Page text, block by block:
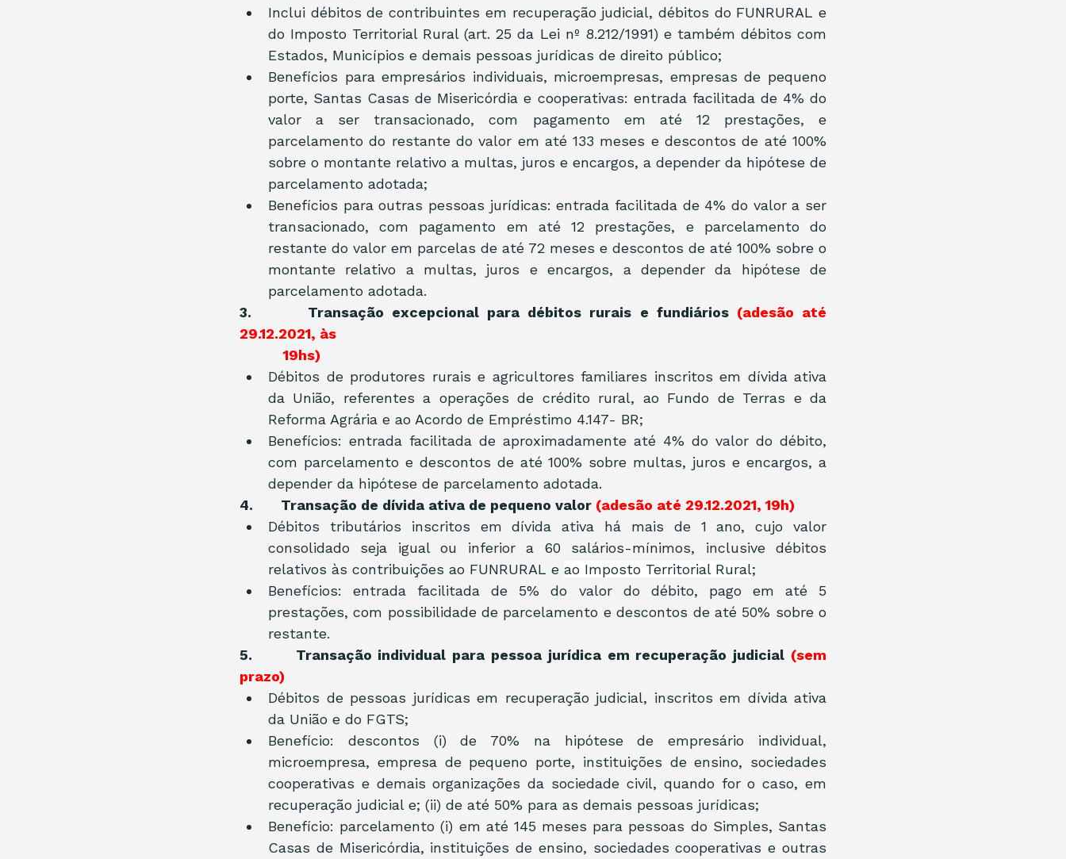
Inclui débitos de contribuintes em recuperação judicial, débitos do FUNRURAL e
do Imposto Territorial Rural (art. 25 da Lei nº 8.212/1991) e também débitos com
Estados, Municípios e demais pessoas jurídicas de direito público;
Benefícios para empresários individuais, microempresas, empresas de pequeno
porte, Santas Casas de Misericórdia e cooperativas: entrada facilitada de 4% do
valor a ser transacionado, com pagamento em até 12 prestações, e
parcelamento do restante do valor em até 133 meses e descontos de até 100%
sobre o montante relativo a multas, juros e encargos, a depender da hipótese de
parcelamento adotada;
Benefícios para outras pessoas jurídicas: entrada facilitada de 4% do valor a ser
transacionado, com pagamento em até 12 prestações, e parcelamento do
restante do valor em parcelas de até 72 meses e descontos de até 100% sobre o
montante relativo a multas, juros e encargos, a depender da hipótese de
parcelamento adotada.
3.       Transação excepcional para débitos rurais e fundiários (adesão até
29.12.2021, às
           19hs)
Débitos de produtores rurais e agricultores familiares inscritos em dívida ativa
da União, referentes a operações de crédito rural, ao Fundo de Terras e da
Reforma Agrária e ao Acordo de Empréstimo 4.147- BR;
Benefícios: entrada facilitada de aproximadamente até 4% do valor do débito,
com parcelamento e descontos de até 100% sobre multas, juros e encargos, a
depender da hipótese de parcelamento adotada.
4.       Transação de dívida ativa de pequeno valor (adesão até 29.12.2021, 19h)
Débitos tributários inscritos em dívida ativa há mais de 1 ano, cujo valor
consolidado seja igual ou inferior a 60 salários-mínimos, inclusive débitos
relativos às contribuições ao FUNRURAL e ao Imposto Territorial Rural;
Benefícios: entrada facilitada de 5% do valor do débito, pago em até 5
prestações, com possibilidade de parcelamento e descontos de até 50% sobre o
restante.
5.       Transação individual para pessoa jurídica em recuperação judicial (sem
prazo)
Débitos de pessoas jurídicas em recuperação judicial, inscritos em dívida ativa
da União e do FGTS;
Benefício: descontos (i) de 70% na hipótese de empresário individual,
microempresa, empresa de pequeno porte, instituições de ensino, sociedades
cooperativas e demais organizações da sociedade civil, quando for o caso, em
recuperação judicial e; (ii) de até 50% para as demais pessoas jurídicas;
Benefício: parcelamento (i) em até 145 meses para pessoas do Simples, Santas
Casas de Misericórdia, instituições de ensino, sociedades cooperativas e outras